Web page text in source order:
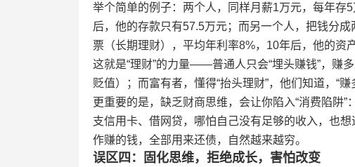
举个简单的例子：两个人，同样月薪1万元，每年存
后，他的存款只有57.5万元；而另一个人，把钱分
票（长期理财），平均年利率8%，10年后，他的资
这就是“理财”的力量——普通人只会“埋头赚钱”，赚
贬值）；而富有者，懂得“抬头理财”，他们知道，“
更重要的是，缺乏财商思维，会让你陷入“消费陷阱
支信用卡、借网贷，哪怕自己没有足够的收入，也
作赚的钱，全部用来还债，自然越来越穷。
误区四：固化思维，拒绝成长，害怕改变